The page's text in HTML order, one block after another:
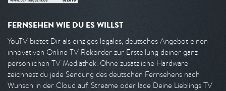
FERNSEHEN WIE DU ES WILLST
YouTV bietet Dir als einziges legales, deutsches Angebot einen
innovativen Online TV Rekorder zur Erstellung deiner ganz
persönlichen TV Mediathek. Ohne zusätzliche Hardware
zeichnest du jede Sendung des deutschen Fernsehens nach
Wunsch in der Cloud auf. Streame oder lade Deine Lieblings TV